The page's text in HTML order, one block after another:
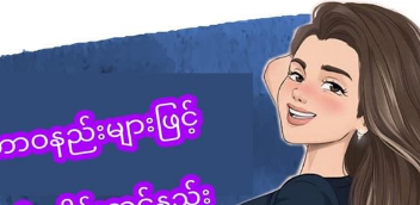
င်းကနေ အဖျားထိရောက်အောင် သေချာလိမ်းပေးပါ
ေပြီး ဆံပင်အရင်းကနေ အဖျားထိရောက်အောင်
။ ဆံသားကောင်းခြင်း မကောင်းခြင်းက ဦးရ